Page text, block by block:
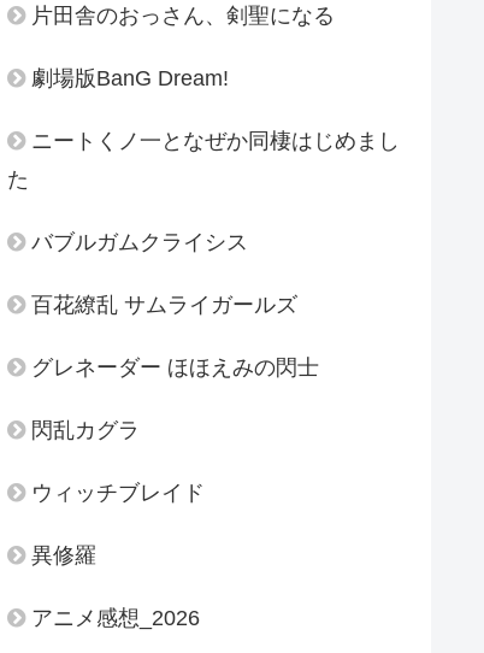
片田舎のおっさん、剣聖になる
劇場版BanG Dream!
ニートくノ一となぜか同棲はじめまし
た
バブルガムクライシス
百花繚乱 サムライガールズ
グレネーダー ほほえみの閃士
閃乱カグラ
ウィッチブレイド
異修羅
アニメ感想_2026